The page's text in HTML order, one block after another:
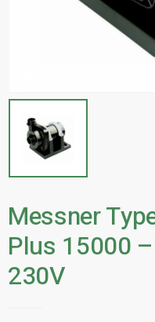
Messner
Plus 15000
230V